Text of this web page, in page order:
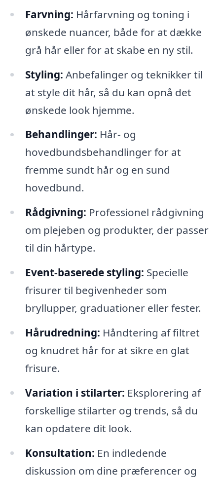
Farvning: Hårfarvning og toning i
ønskede nuancer, både for at dække
grå hår eller for at skabe en ny stil.
Styling: Anbefalinger og teknikker til
at style dit hår, så du kan opnå det
ønskede look hjemme.
Behandlinger: Hår- og
hovedbundsbehandlinger for at
fremme sundt hår og en sund
hovedbund.
Rådgivning: Professionel rådgivning
om plejeben og produkter, der passer
til din hårtype.
Event-baserede styling: Specielle
frisurer til begivenheder som
bryllupper, graduationer eller fester.
Hårudredning: Håndtering af filtret
og knudret hår for at sikre en glat
frisure.
Variation i stilarter: Eksplorering af
forskellige stilarter og trends, så du
kan opdatere dit look.
Konsultation: En indledende
diskussion om dine præferencer og